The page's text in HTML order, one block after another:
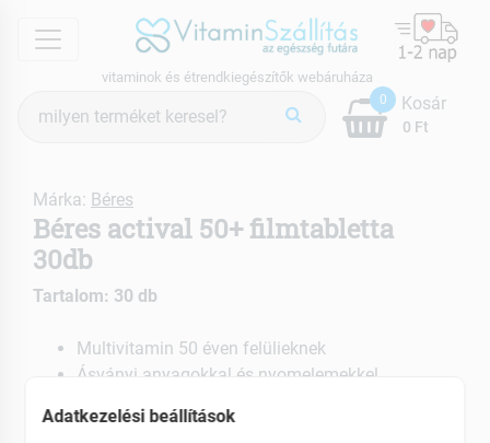
menu
vitaminok és étrendkiegészítők webáruháza
keresés
0
0 Ft
Kosár
Márka: Béres
Béres actival 50+ filmtabletta
30db
Tartalom: 30 db
Multivitamin 50 éven felülieknek
Ásványi anyagokkal és nyomelemekkel
EAN: 5997207716290
Adatkezelési beállítások